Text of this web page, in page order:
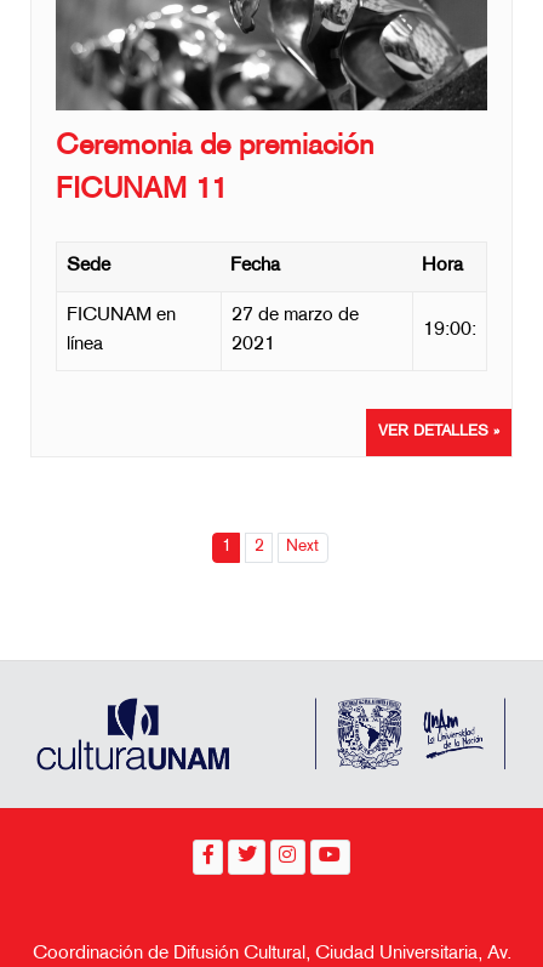
Ceremonia de premiación
FICUNAM 11
Sede Fecha Hora
FICUNAM en
línea
27 de marzo de
2021
19:00:
VER DETALLES »
1 2 Next
Coordinación de Difusión Cultural, Ciudad Universitaria, Av.